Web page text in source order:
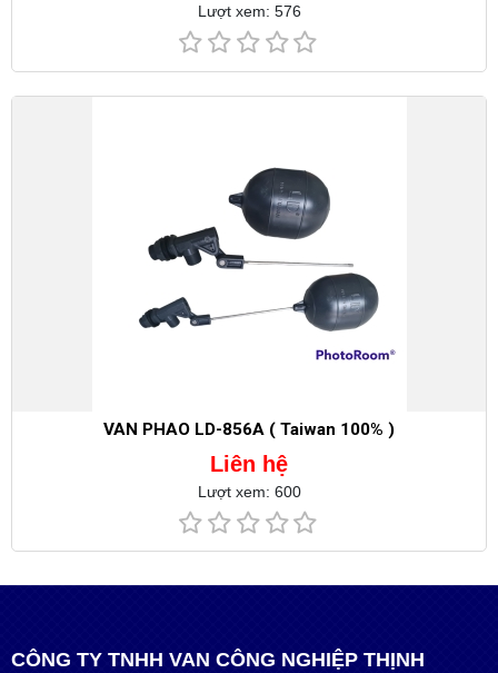
Lượt xem: 576
VAN PHAO LD-856A ( Taiwan 100% )
Liên hệ
Lượt xem: 600
CÔNG TY TNHH VAN CÔNG NGHIỆP THỊNH